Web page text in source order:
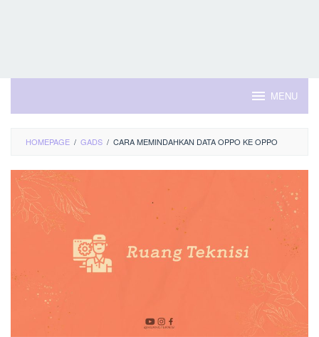
MENU
HOMEPAGE / GADS / CARA MEMINDAHKAN DATA OPPO KE OPPO